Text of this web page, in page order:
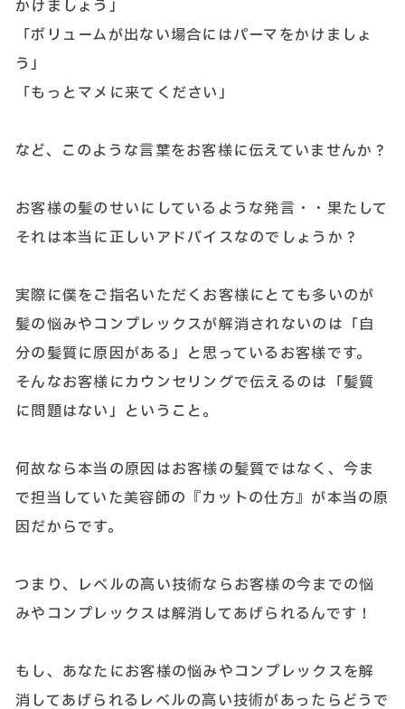
かけましょう」
「ボリュームが出ない場合にはパーマをかけましょ
う」
「もっとマメに来てください」
など、このような言葉をお客様に伝えていませんか？
お客様の髪のせいにしているような発言・・果たして
それは本当に正しいアドバイスなのでしょうか？
実際に僕をご指名いただくお客様にとても多いのが
髪の悩みやコンプレックスが解消されないのは「自
分の髪質に原因がある」と思っているお客様です。
そんなお客様にカウンセリングで伝えるのは「髪質
に問題はない」ということ。
何故なら本当の原因はお客様の髪質ではなく、今ま
で担当していた美容師の『カットの仕方』が本当の原
因だからです。
つまり、レベルの高い技術ならお客様の今までの悩
みやコンプレックスは解消してあげられるんです！
もし、あなたにお客様の悩みやコンプレックスを解
消してあげられるレベルの高い技術があったらどうで